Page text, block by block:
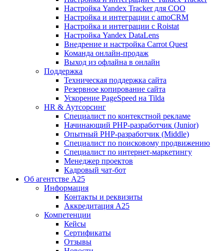
Настройка Yandex Tracker для СОО
Настройка и интеграции с amoCRM
Настройка и интеграции с Roistat
Настройка Yandex DataLens
Внедрение и настройка Carrot Quest
Команда онлайн-продаж
Выход из офлайна в онлайн
Поддержка
Техническая поддержка сайта
Резервное копирование сайта
Ускорение PageSpeed на Tilda
HR & Аутсорсинг
Специалист по контекстной рекламе
Начинающий PHP-разработчик (Junior)
Опытный PHP-разработчик (Middle)
Специалист по поисковому продвижению
Специалист по интернет-маркетингу
Менеджер проектов
Кадровый чат-бот
Об агентстве А25
Информация
Контакты и реквизиты
Аккредитация А25
Компетенции
Кейсы
Сертификаты
Отзывы